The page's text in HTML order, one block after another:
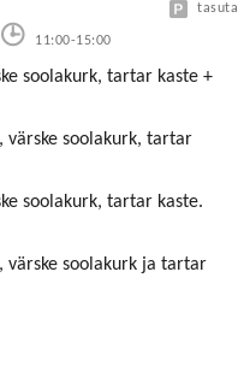
11:00-15:00
tasuta
soolakurk, tartar kaste +
värske soolakurk, tartar
soolakurk, tartar kaste.
värske soolakurk ja tartar